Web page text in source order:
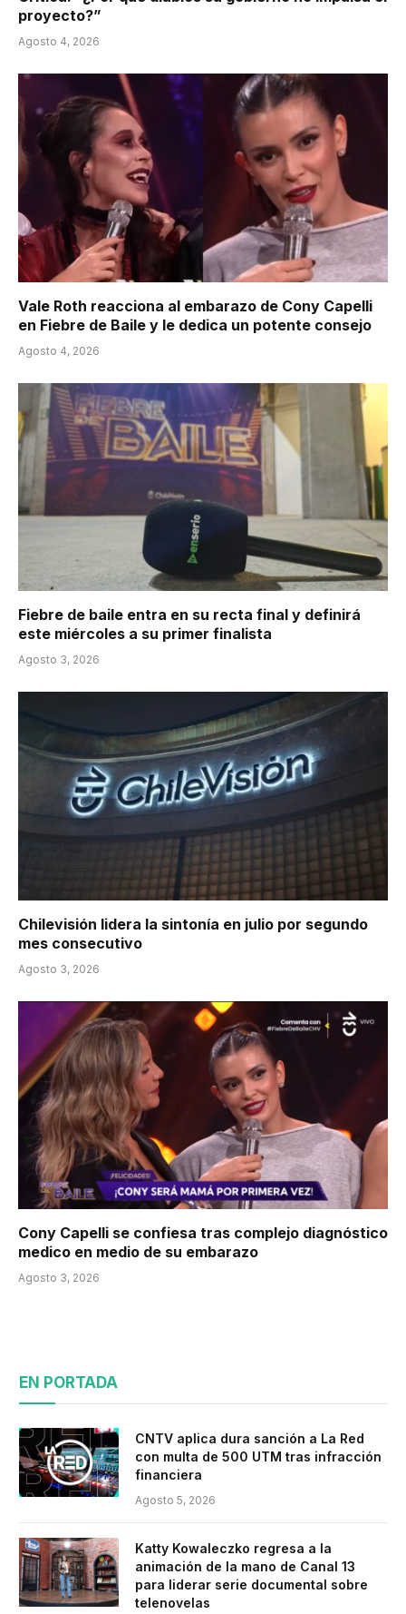
proyecto?”
Agosto 4, 2026
Vale Roth reacciona al embarazo de Cony Capelli
en Fiebre de Baile y le dedica un potente consejo
Agosto 4, 2026
Fiebre de baile entra en su recta final y definirá
este miércoles a su primer finalista
Agosto 3, 2026
Chilevisión lidera la sintonía en julio por segundo
mes consecutivo
Agosto 3, 2026
Cony Capelli se confiesa tras complejo diagnóstico
medico en medio de su embarazo
Agosto 3, 2026
EN PORTADA
CNTV aplica dura sanción a La Red
con multa de 500 UTM tras infracción
financiera
Agosto 5, 2026
Katty Kowaleczko regresa a la
animación de la mano de Canal 13
para liderar serie documental sobre
telenovelas